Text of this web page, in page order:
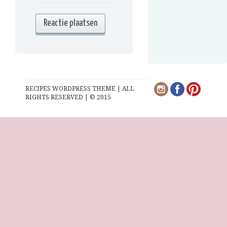
RECIPES WORDPRESS THEME | ALL
RIGHTS RESERVED | © 2015